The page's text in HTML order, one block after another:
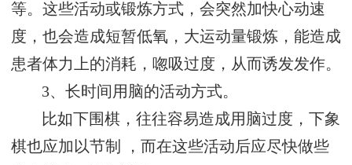
等。这些活动或锻炼方式，会突然加快心动速
度，也会造成短暂低氧，大运动量锻炼，能造成
患者体力上的消耗，唿吸过度，从而诱发发作。
3、长时间用脑的活动方式。
比如下围棋，往往容易造成用脑过度，下象
棋也应加以节制 ，而在这些活动后应尽快做些